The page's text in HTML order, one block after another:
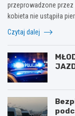
przeprowadzone
kobieta nie ustąpiła
Czytaj dalej